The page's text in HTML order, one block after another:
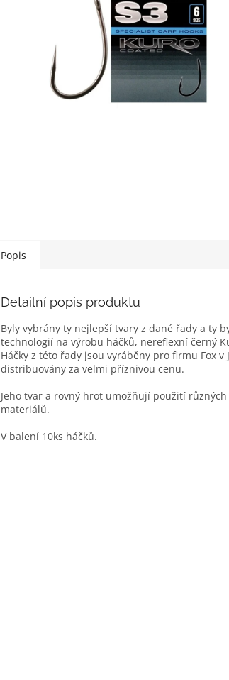
Popis
Detailní popis produktu
Byly vybrány ty nejlepší tvary z dané řady a ty
technologií na výrobu háčků, nereflexní černý
Háčky z této řady jsou vyráběny pro firmu Fox v
distribuovány za velmi příznivou cenu.
Jeho tvar a rovný hrot umožňují použití
materiálů.
V balení 10ks háčků.